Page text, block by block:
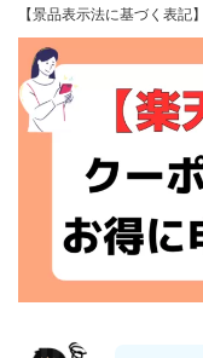
【景品表示法に基づく表記】